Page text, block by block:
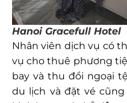
Hanoi Gracefull Hotel
Nhân viên dịch vụ có
vụ cho thuê phương
bay và thu đổi ngoại
du lịch và đặt vé